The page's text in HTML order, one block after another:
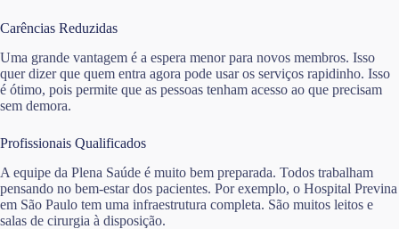
Carências Reduzidas
Uma grande vantagem é a espera menor para novos membros. Isso
quer dizer que quem entra agora pode usar os serviços rapidinho. Isso
é ótimo, pois permite que as pessoas tenham acesso ao que precisam
sem demora.
Profissionais Qualificados
A equipe da Plena Saúde é muito bem preparada. Todos trabalham
pensando no bem-estar dos pacientes. Por exemplo, o Hospital Previna
em São Paulo tem uma infraestrutura completa. São muitos leitos e
salas de cirurgia à disposição.